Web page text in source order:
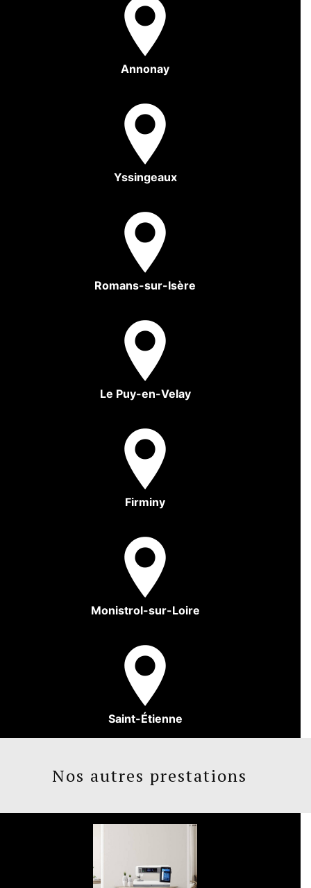
Annonay
Yssingeaux
Romans-sur-Isère
Le Puy-en-Velay
Firminy
Monistrol-sur-Loire
Saint-Étienne
Nos autres prestations